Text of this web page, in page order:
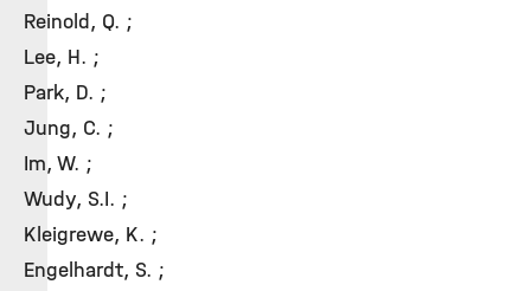
Reinold, Q. ;
Lee, H. ;
Park, D. ;
Jung, C. ;
Im, W. ;
Wudy, S.I. ;
Kleigrewe, K. ;
Engelhardt, S. ;